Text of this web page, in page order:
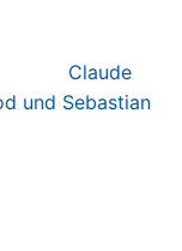
Claude
und Sebastian